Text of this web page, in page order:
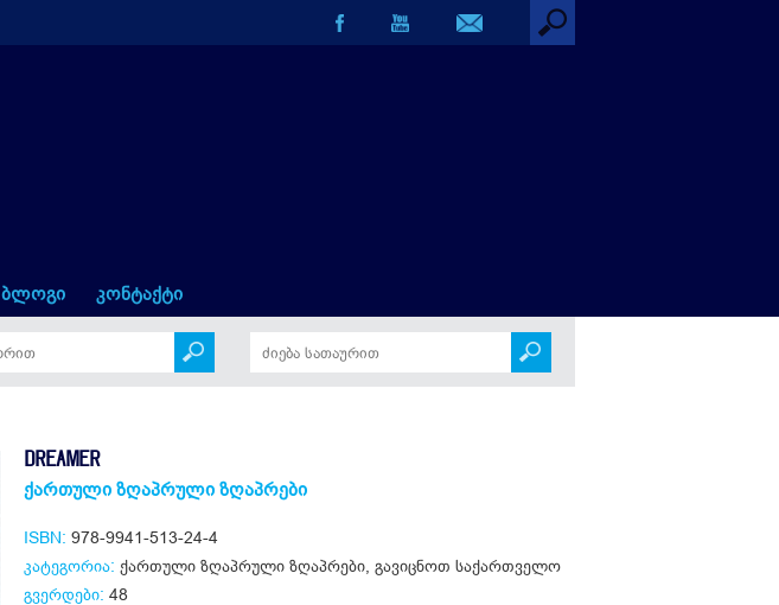
ბლოგი კონტაქტი
DREAMER
ქართული ზღაპრული ზღაპრები
ISBN: 978-9941-513-24-4
კატეგორია: ქართული ზღაპრული ზღაპრები გავიცნოთ საქართველო
გვერდები: 48